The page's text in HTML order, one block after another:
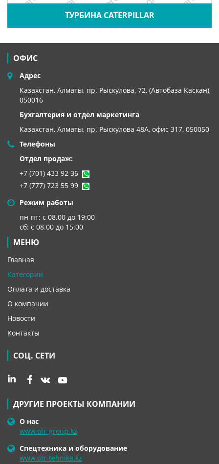
ТУРБИНА CATERPILLAR
ОФИС
Адрес
Казахстан, Алматы, пр. Рыскулова, 72, (Автобаза Каскан),
050016
Бухгалтерия и отдел маркетинга
Казахстан, Алматы, пр. Рыскулова 48А, офис 317, 050050
Телефоны
Отдел продаж:
+7 (701) 433 92 36
+7 (777) 723 55 99
Режим работы
пн-пт: с 08.00 до 19:00
сб: с 08.00 до 15:00
МЕНЮ
Главная
Категории
Оплата и доставка
О компании
Новости
Контакты
СОЦ. СЕТИ
ДРУГИЕ ПРОЕКТЫ КОМПАНИИ
О нас
www.otr-group.kz
Спецтехника и оборудование
www.otr-tehnika.kz